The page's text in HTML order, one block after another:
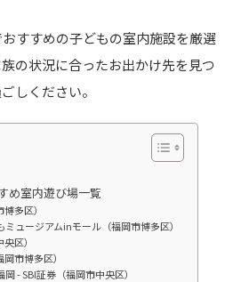
すすめの子どもの室内施設を厳選
の状況に合ったお出かけ先を見つ
しください。
め室内遊び場一覧
多区）
ュージアムinモール（福岡市博多区）
区）
市博多区）
- SBI証券（福岡市中央区）